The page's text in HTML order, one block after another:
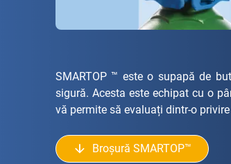
SMARTOP ™ este o supapă de
sigură. Acesta este echipat cu o
vă permite să evaluați dintr-o
Broșură SMARTOP™